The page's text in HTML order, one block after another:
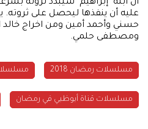
أن ابنه "إبراهيم" سيبدد ثروته
عليه أن ينفذها ليحصل على ثروته.
حسني وأحمد أمين ومن اخراج خالد
ومصطفى حلمي.
مسلسلات رمضان 2018
مسلسلات قناة أبوظبي في رمضان